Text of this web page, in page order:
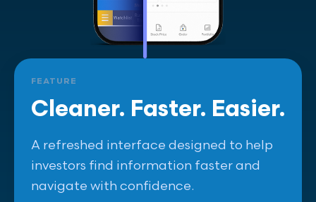
FEATURE
Cleaner. Faster. Easier.
A refreshed interface designed to help
investors find information faster and
navigate with confidence.